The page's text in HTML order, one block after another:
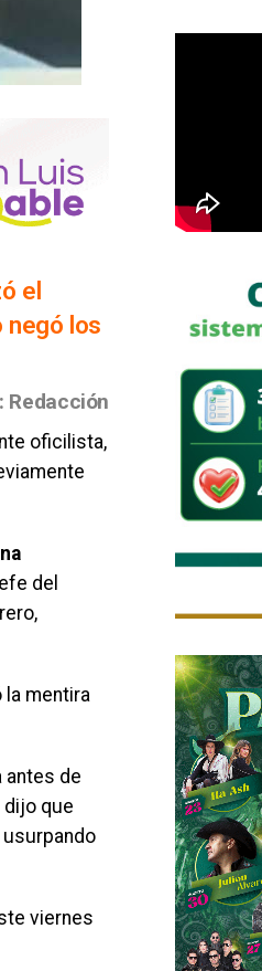
el
negó los
Redacción
oficilista,
del
la mentira
antes de
que
viernes